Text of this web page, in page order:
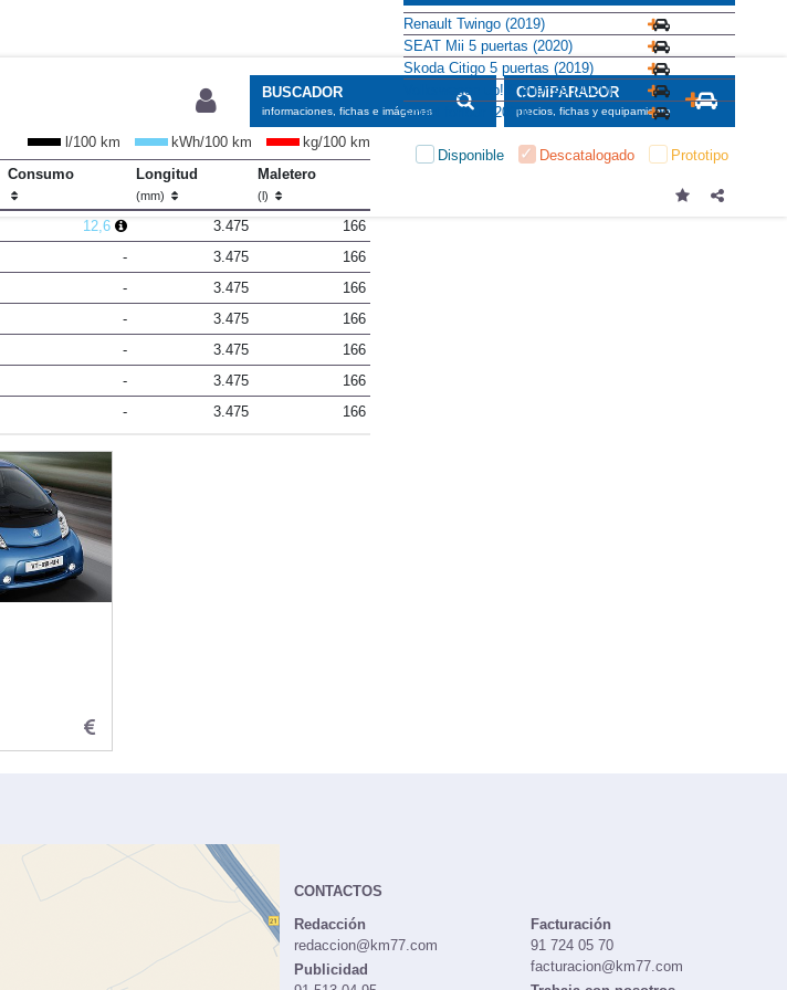
BUSCADOR
informaciones, fichas e imágenes
COMPARADOR
precios, fichas y equipamiento
Disponible Descatalogado Prototipo
l/100 km kWh/100 km
kg/100 km
Consumo Longitud
(mm)
Maletero
(l)
12,6 3.475
166
- 3.475
166
- 3.475
166
- 3.475
166
- 3.475
166
- 3.475
166
- 3.475 166
Renault Twingo (2019)
SEAT Mii 5 puertas (2020)
Skoda Citigo 5 puertas (2019)
Volkswagen up! 5 puertas (2020)
smart forfour (2020)
CONTACTOS
Redacción
redaccion@km77.com
Publicidad
Facturación
91 724 05 70
facturacion@km77.com